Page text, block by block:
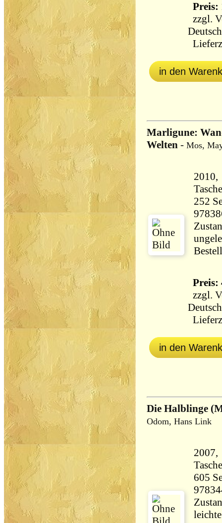
Preis:
zzgl.
in den
Marligune:
Welten - Mos,
252 Seiten
Preis:
zzgl.
in den
Die Halblinge
Odom, Hans Link
2007,
605 Seiten